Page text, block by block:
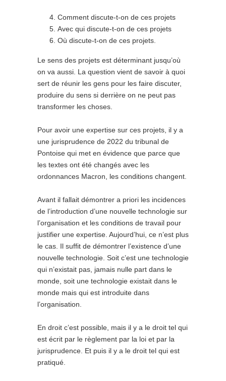
Comment discute-t-on de ces projets
Avec qui discute-t-on de ces projets
Où discute-t-on de ces projets.
Le sens des projets est déterminant jusqu’où
on va aussi. La question vient de savoir à quoi
sert de réunir les gens pour les faire discuter,
produire du sens si derrière on ne peut pas
transformer les choses.
Pour avoir une expertise sur ces projets, il y a
une jurisprudence de 2022 du tribunal de
Pontoise qui met en évidence que parce que
les textes ont été changés avec les
ordonnances Macron, les conditions changent.
Avant il fallait démontrer a priori les incidences
de l’introduction d’une nouvelle technologie sur
l’organisation et les conditions de travail pour
justifier une expertise. Aujourd’hui, ce n’est plus
le cas. Il suffit de démontrer l’existence d’une
nouvelle technologie. Soit c’est une technologie
qui n’existait pas, jamais nulle part dans le
monde, soit une technologie existait dans le
monde mais qui est introduite dans
l’organisation.
En droit c’est possible, mais il y a le droit tel qui
est écrit par le règlement par la loi et par la
jurisprudence. Et puis il y a le droit tel qui est
pratiqué.